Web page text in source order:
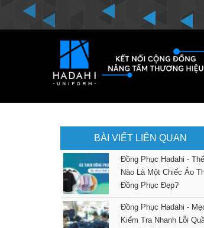
BÀI VIẾT LIÊN QUAN
Đồng Phục Hadahi - Thế
Nào Là Một Chiếc Áo
Đồng Phục Đẹp?
Đồng Phục Hadahi -
Kiểm Tra Nhanh Lỗi